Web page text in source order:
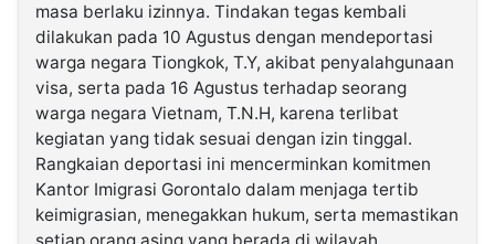
masa berlaku izinnya. Tindakan tegas kembali
dilakukan pada 10 Agustus dengan mendeportasi
warga negara Tiongkok, T.Y, akibat penyalahgunaan
visa, serta pada 16 Agustus terhadap seorang
warga negara Vietnam, T.N.H, karena terlibat
kegiatan yang tidak sesuai dengan izin tinggal.
Rangkaian deportasi ini mencerminkan komitmen
Kantor Imigrasi Gorontalo dalam menjaga tertib
keimigrasian, menegakkan hukum, serta memastikan